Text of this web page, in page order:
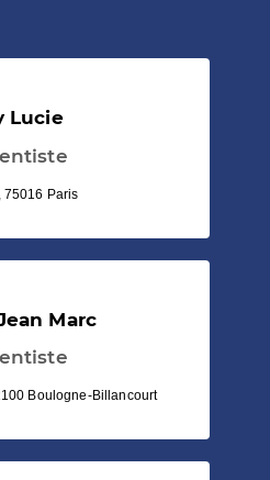
Lucie
75016 Paris
Marc
Boulogne-Billancourt